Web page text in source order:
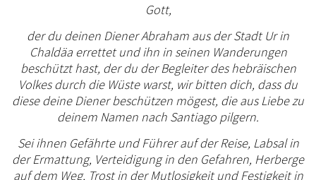
Gott,
der du deinen Diener Abraham aus der Stadt Ur in
Chaldäa errettet und ihn in seinen Wanderungen
beschützt hast, der du der Begleiter des hebräischen
Volkes durch die Wüste warst, wir bitten dich, dass du
diese deine Diener beschützen mögest, die aus Liebe zu
deinem Namen nach Santiago pilgern.
Sei ihnen Gefährte und Führer auf der Reise, Labsal in
der Ermattung, Verteidigung in den Gefahren, Herberge
auf dem Weg, Trost in der Mutlosigkeit und Festigkeit in